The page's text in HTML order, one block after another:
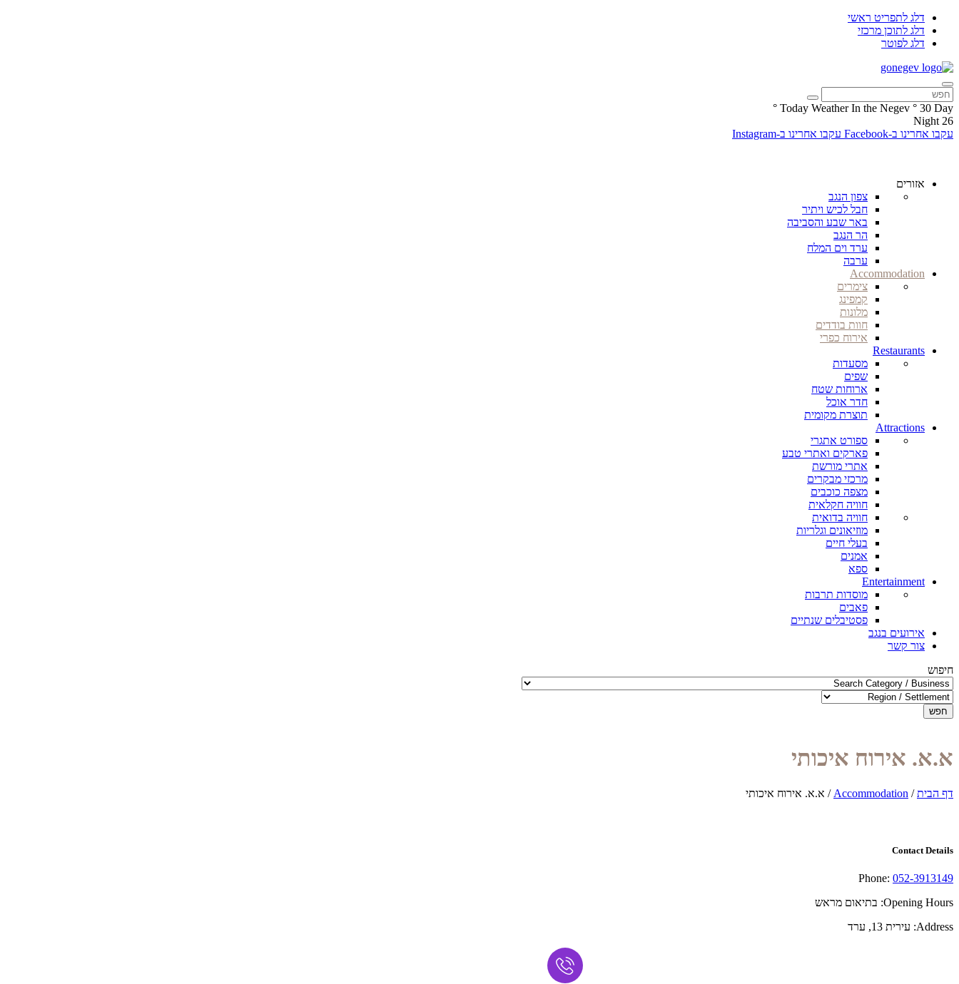
דלג לתפריט ראשי
דלג לתוכן מרכזי
דלג לפוטר
Today Weather In the Negev ° 30 Day
°
26
Night
עקבו אחרינו ב-Facebook
עקבו אחרינו ב-Instagram
אזורים
צפון הנגב
חבל לכיש ויתיר
באר שבע והסביבה
הר הנגב
ערד וים המלח
ערבה
Accommodation
צימרים
קמפינג
מלונות
חוות בודדים
אירוח כפרי
Restaurants
מסעדות
שפים
ארוחות שטח
חדר אוכל
תוצרת מקומית
Attractions
ספורט אתגרי
פארקים ואתרי טבע
אתרי מורשת
מרכזי מבקרים
מצפה כוכבים
חוויה חקלאית
חוויה בדואית
מוזיאונים וגלריות
בעלי חיים
אמנים
ספא
Entertainment
מוסדות תרבות
פאבים
פסטיבלים שנתיים
אירועים בנגב
צור קשר
חיפוש
חפש
א.א. אירוח איכותי
דף הבית/
Accommodation
/ א.א. אירוח איכותי
Contact Details
Phone: 052-3913149
Opening Hours: בתיאום מראש
Address: עירית 13, ערד